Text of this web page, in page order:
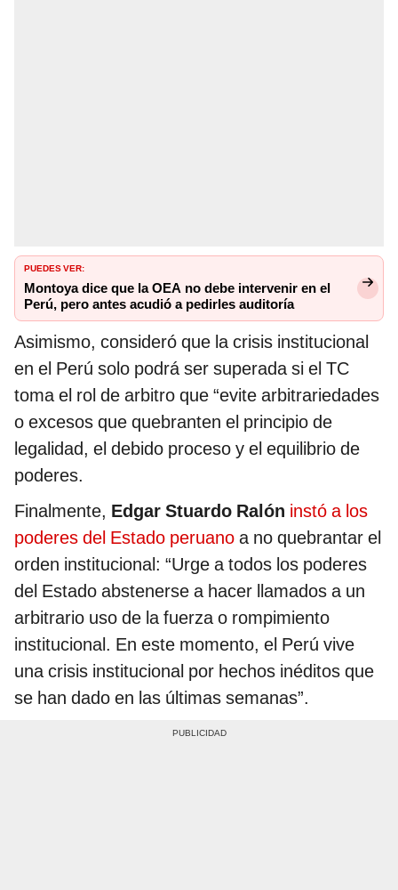
PUEDES VER:
Montoya dice que la OEA no debe intervenir en el
Perú, pero antes acudió a pedirles auditoría
Asimismo, consideró que la crisis institucional
en el Perú solo podrá ser superada si el TC
toma el rol de arbitro que “evite arbitrariedades
o excesos que quebranten el principio de
legalidad, el debido proceso y el equilibrio de
poderes.
Finalmente, Edgar Stuardo Ralón instó a los
poderes del Estado peruano a no quebrantar el
orden institucional: “Urge a todos los poderes
del Estado abstenerse a hacer llamados a un
arbitrario uso de la fuerza o rompimiento
institucional. En este momento, el Perú vive
una crisis institucional por hechos inéditos que
se han dado en las últimas semanas”.